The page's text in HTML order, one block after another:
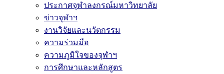
ประกาศจุฬาลงกรณ์มหาวิทยาลัย
ข่าวจุฬาฯ
งานวิจัยและนวัตกรรม
ความร่วมมือ
ความภูมิใจของจุฬาฯ
การศึกษาและหลักสูตร